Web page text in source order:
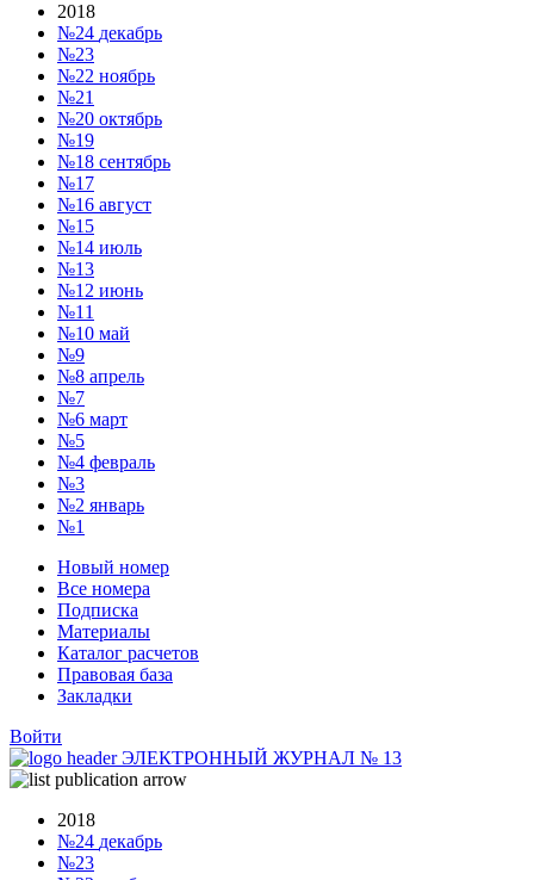
2018
№24 декабрь
№23
№22 ноябрь
№21
№20 октябрь
№19
№18 сентябрь
№17
№16 август
№15
№14 июль
№13
№12 июнь
№11
№10 май
№9
№8 апрель
№7
№6 март
№5
№4 февраль
№3
№2 январь
№1
Новый номер
Все номера
Подписка
Материалы
Каталог расчетов
Правовая база
Закладки
Войти
ЭЛЕКТРОННЫЙ ЖУРНАЛ № 13
2018
№24 декабрь
№23